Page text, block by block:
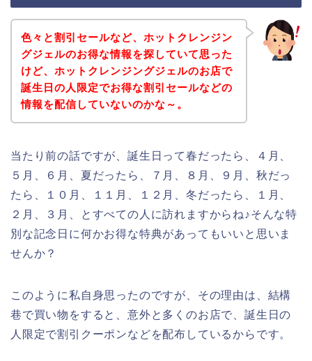
色々と割引セールなど、ホットクレンジン
グジェルのお得な情報を探していて思った
けど、ホットクレンジングジェルのお店で
誕生日の人限定でお得な割引セールなどの
情報を配信していないのかな～。
当たり前の話ですが、誕生日って春だったら、４月、
５月、６月、夏だったら、７月、８月、９月、秋だっ
たら、１０月、１１月、１２月、冬だったら、１月、
２月、３月、とすべての人に訪れますからね♪そんな特
別な記念日に何かお得な特典があってもいいと思いま
せんか？
このように私自身思ったのですが、その理由は、結構
巷で買い物をすると、意外と多くのお店で、誕生日の
人限定で割引クーポンなどを配布しているからです。